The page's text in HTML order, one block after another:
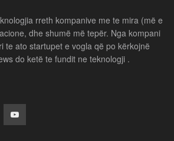
rreth kompanive me te mira (më e
dhe shumë më tepër. Nga kompani
te ato startupet e vogla që po kërkojnë
do ketë te fundit ne teknologji .